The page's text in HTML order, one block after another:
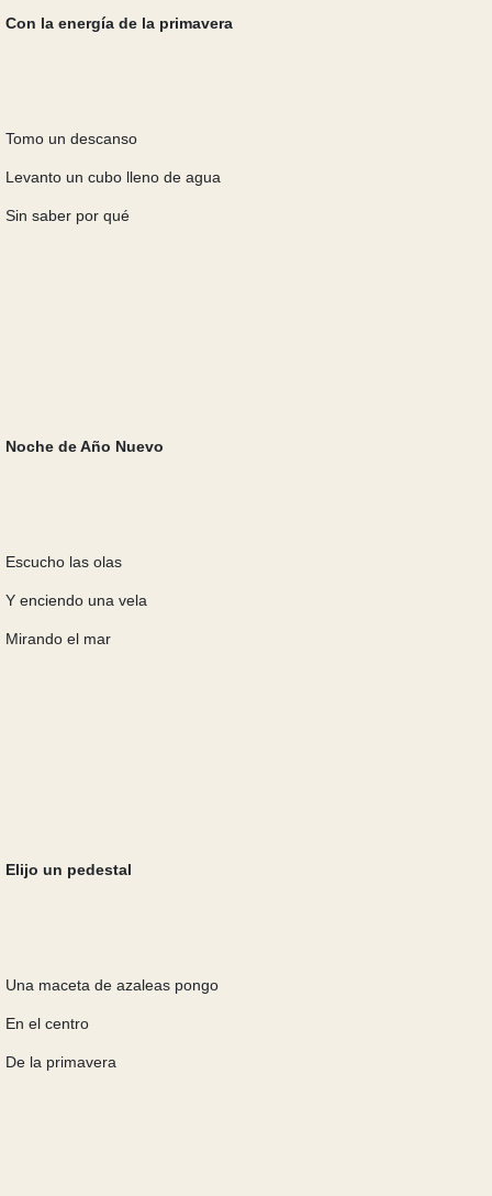
Con la energía de la primavera
Tomo un descanso
Levanto un cubo lleno de agua
Sin saber por qué
Noche de Año Nuevo
Escucho las olas
Y enciendo una vela
Mirando el mar
Elijo un pedestal
Una maceta de azaleas pongo
En el centro
De la primavera